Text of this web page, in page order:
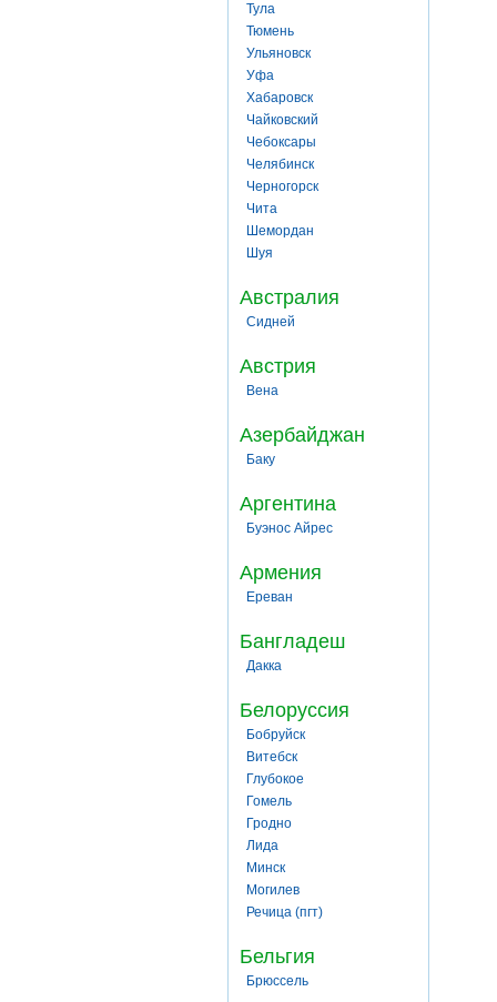
Тула
Тюмень
Ульяновск
Уфа
Хабаровск
Чайковский
Чебоксары
Челябинск
Черногорск
Чита
Шемордан
Шуя
Австралия
Сидней
Австрия
Вена
Азербайджан
Баку
Аргентина
Буэнос Айрес
Армения
Ереван
Бангладеш
Дакка
Белоруссия
Бобруйск
Витебск
Глубокое
Гомель
Гродно
Лида
Минск
Могилев
Речица (пгт)
Бельгия
Брюссель